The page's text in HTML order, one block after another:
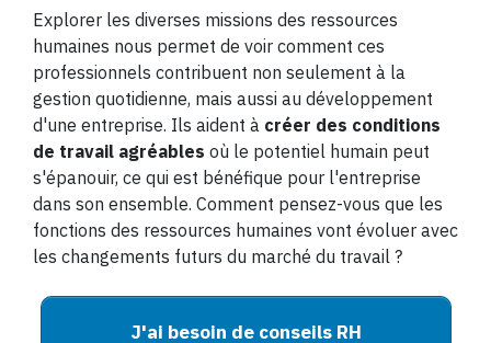
Explorer les diverses missions des ressources
humaines nous permet de voir comment ces
professionnels contribuent non seulement à la
gestion quotidienne, mais aussi au développement
d'une entreprise. Ils aident à créer des conditions
de travail agréables où le potentiel humain peut
s'épanouir, ce qui est bénéfique pour l'entreprise
dans son ensemble. Comment pensez-vous que les
fonctions des ressources humaines vont évoluer avec
les changements futurs du marché du travail ?
J'ai besoin de conseils RH